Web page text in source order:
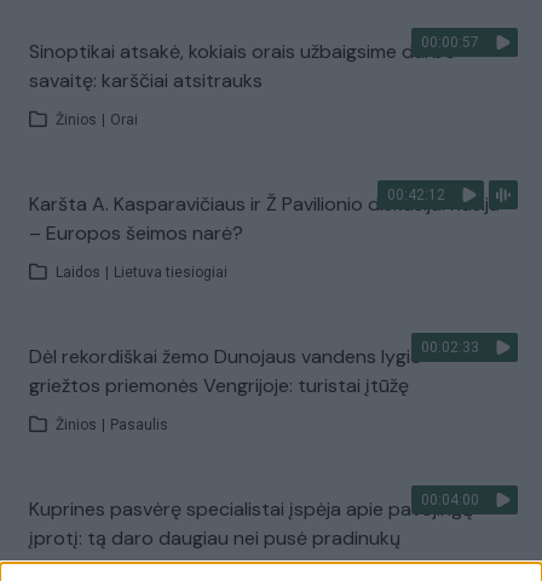
00:00:57
Sinoptikai atsakė, kokiais orais užbaigsime darbo
savaitę: karščiai atsitrauks
Žinios Orai
00:42:12
Karšta A. Kasparavičiaus ir Ž Pavilionio diskusija: Rusija
– Europos šeimos narė?
Laidos Lietuva tiesiogiai
00:02:33
Dėl rekordiškai žemo Dunojaus vandens lygio –
griežtos priemonės Vengrijoje: turistai įtūžę
Žinios Pasaulis
00:04:00
Kuprines pasvėrę specialistai įspėja apie pavojingą
įprotį: tą daro daugiau nei pusė pradinukų